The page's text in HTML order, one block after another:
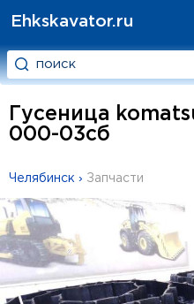
Ehkskavator.ru
Гусеница
000-03сб
Челябинск › Запчасти